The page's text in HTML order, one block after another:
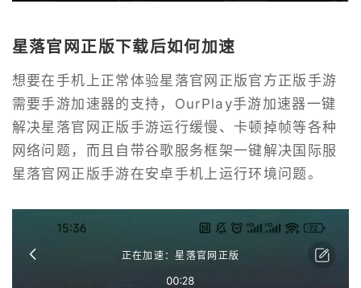
星落官网正版下载后如何加速
想要在手机上正常体验星落官网正版官方正版手游
需要手游加速器的支持，OurPlay手游加速器一键
解决星落官网正版手游运行缓慢、卡顿掉帧等各种
网络问题，而且自带谷歌服务框架一键解决国际服
星落官网正版手游在安卓手机上运行环境问题。
正在加速：星落官网正版